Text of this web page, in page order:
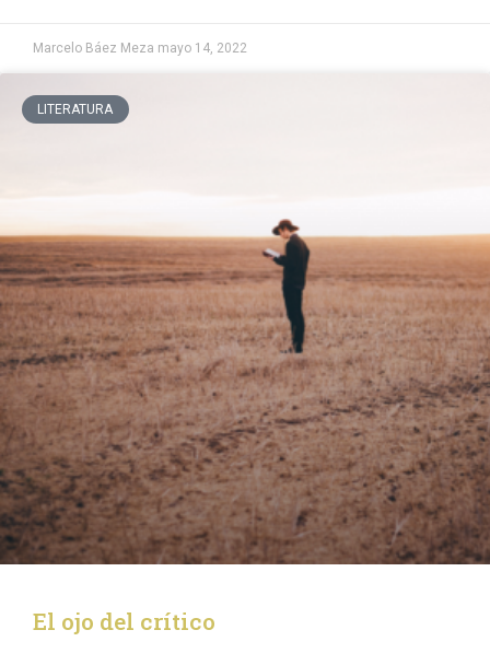
Marcelo Báez Meza mayo 14, 2022
LITERATURA
El ojo del crítico